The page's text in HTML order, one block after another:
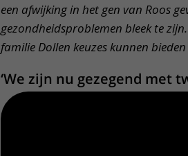
een afwijking in het gen van Roos
gezondheidsproblemen bleek te
familie Dollen keuzes kunnen
‘We zijn nu gezegend met